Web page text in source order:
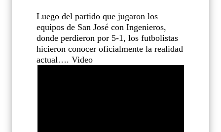
Luego del partido que jugaron los
equipos de San José con Ingenieros,
donde perdieron por 5-1, los futbolistas
hicieron conocer oficialmente la realidad
actual…. Video